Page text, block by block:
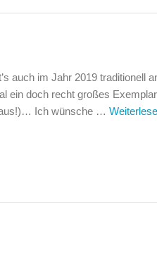
auch im Jahr 2019 traditionell
ein doch recht großes Exemplar
aus!)… Ich wünsche …